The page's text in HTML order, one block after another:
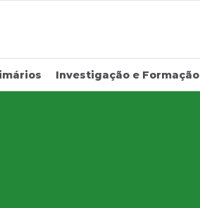
Investigação e Formação